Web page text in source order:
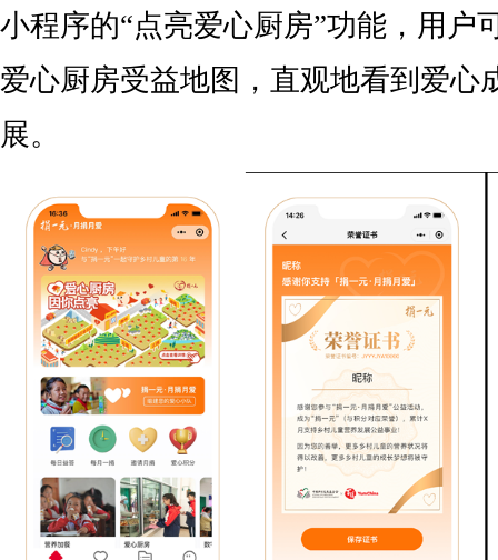
小程序的“点亮爱心厨房”功能，用户
爱心厨房受益地图，直观地看到爱心
展。